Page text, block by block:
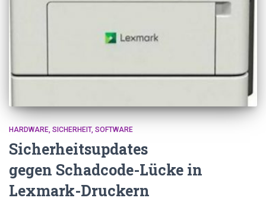
HARDWARE SICHERHEIT SOFTWARE
Sicherheitsupdates
gegen Schadcode-Lücke in
Lexmark-Druckern